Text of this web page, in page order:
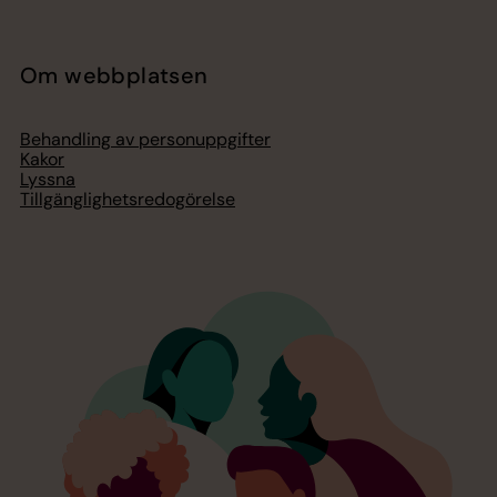
Om webbplatsen
Behandling av personuppgifter
Kakor
Lyssna
Tillgänglighetsredogörelse